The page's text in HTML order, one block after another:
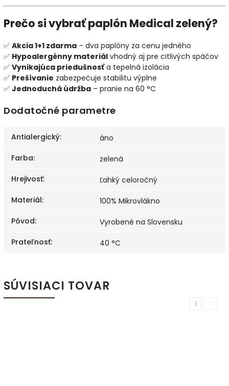
Prečo si vybrať paplón Medical zelený?
✅ Akcia 1+1 zdarma – dva paplóny za cenu jedného
✅ Hypoalergénny materiál vhodný aj pre citlivých spáčov
✅ Vynikajúca priedušnosťa tepelná izolácia
✅ Prešívanie zabezpečuje stabilitu výplne
✅ Jednoduchá údržba – pranie na 60 °C
Dodatočné parametre
Antialergický:
áno
Farba:
zelená
Hrejivosť:
Ľahký celoročný
Materiál:
100% Mikrovlákno
Pôvod:
Vyrobené na Slovensku
Prateľnosť: 40 °C
SÚVISIACI TOVAR
PreviousNext